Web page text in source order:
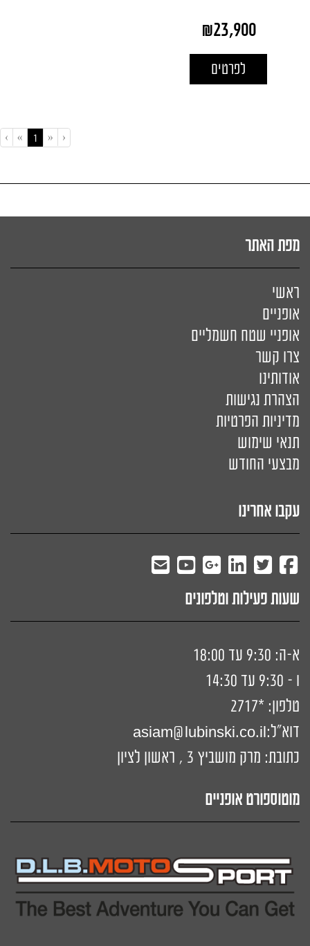
₪23,900
לפרטים
‹
«
1
»
›
מפת האתר
ראשי
אופניים
אופניי שטח חשמליים
צרו קשר
אודותינו
הצהרת נגישות
מדיניות הפרטיות
תנאי שימוש
מבצעי החודש
עקבו אחרינו
שעות פעילות וטלפונים
א-ה: 9:30 עד 18:00
ו - 9:30 עד 14:30
טלפון: *2717
דוא"ל:
asiam@lubinski.co.il
כתובת: מרק מושביץ 3 , ראשון לציון
מוטוספורט אופניים